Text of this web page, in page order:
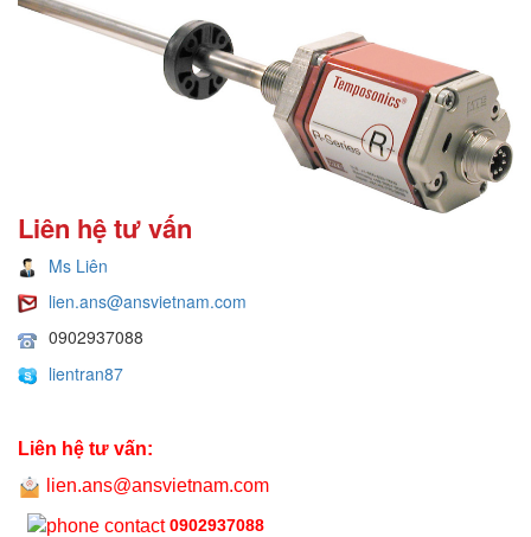
Liên hệ tư vấn
Ms Liên
lien.ans@ansvietnam.com
0902937088
lientran87
Liên hệ tư vấn:
lien.ans@ansvietnam.com
0902937088